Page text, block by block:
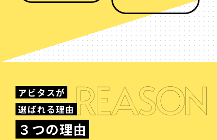
アビタスが
選ばれる理由
３つの理由